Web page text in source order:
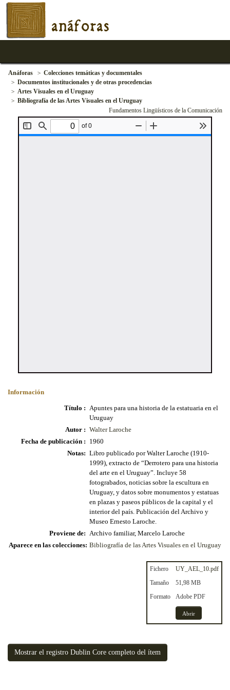
anáforas
Anáforas
Colecciones temáticas y documentales
Documentos institucionales y de otras procedencias
Artes Visuales en el Uruguay
Bibliografía de las Artes Visuales en el Uruguay
Fundamentos Lingüísticos de la Comunicación
Información
Título : Apuntes para una historia de la estatuaria en el
Uruguay
Autor : Walter Laroche
Fecha de publicación : 1960
Notas: Libro publicado por Walter Laroche (1910-
1999), extracto de “Derrotero para una historia
del arte en el Uruguay”. Incluye 58
fotograbados, noticias sobre la escultura en
Uruguay, y datos sobre monumentos y estatuas
en plazas y paseos públicos de la capital y el
interior del país. Publicación del Archivo y
Museo Ernesto Laroche.
Proviene de: Archivo familiar, Marcelo Laroche
Aparece en las colecciones: Bibliografía de las Artes Visuales en el Uruguay
Fichero
UY_AEL_10.pdf
Tamaño
51,98 MB
Formato
Adobe PDF
Abrir
Mostrar el registro Dublin Core completo del ítem